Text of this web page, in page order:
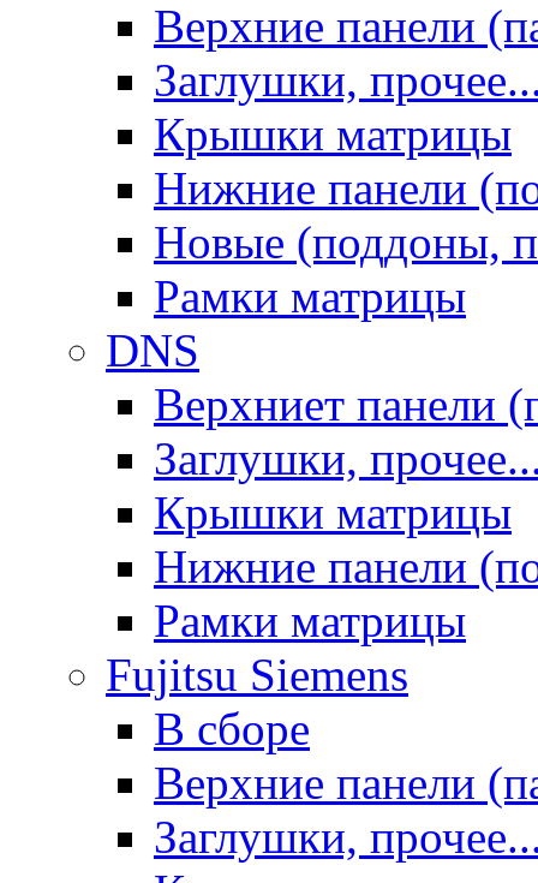
Верхние панели
Заглушки,
Крышки матрицы
Нижние панели
Новые (поддоны,
Рамки матрицы
DNS
Верхниет панели
Заглушки,
Крышки матрицы
Нижние панели
Рамки матрицы
Fujitsu Siemens
В сборе
Верхние панели
Заглушки,